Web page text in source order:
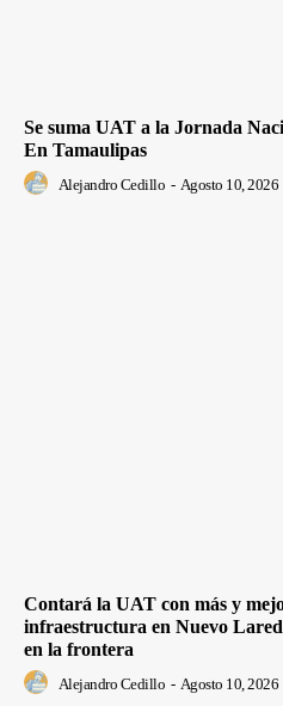
Se suma UAT a la Jornada
En Tamaulipas
Alejandro Cedillo - Agosto 10, 2026
Contará la UAT con más y
infraestructura en Nuevo
en la frontera
Alejandro Cedillo - Agosto 10, 2026